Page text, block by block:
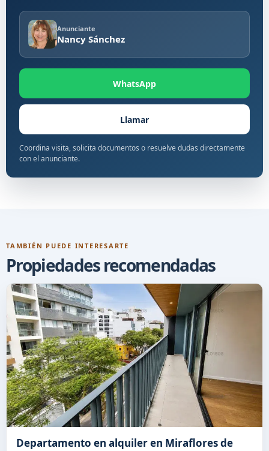
Anunciante
Nancy Sánchez
WhatsApp
Llamar
Coordina visita, solicita documentos o resuelve dudas directamente
con el anunciante.
TAMBIÉN PUEDE INTERESARTE
Propiedades recomendadas
Departamento en alquiler en Miraflores de